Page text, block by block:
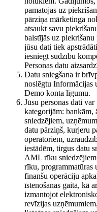
pamatojas uz
pārziņa mārketinga
atsaukt savu
balstījās uz piekrišanu
jūsu dati tiek
iesniegt sūdzību
Personas datu
Datu sniegšana ir
noslēgtu Informācijas
Demo konta līgumu.
Jūsu personas dati
kategorijām: bankām,
sniedzējiem,
datu pārziņš, kurjeru
operatoriem,
iestādēm, tirgus datu
AML rīku
rīku, programmatūras
finanšu operāciju
īstenošanas gaitā, kā
izmantojot
revīzijas